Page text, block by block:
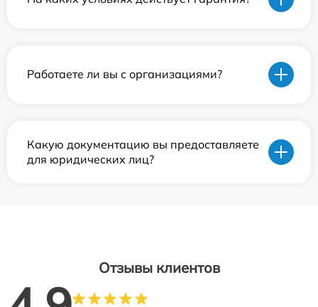
Работаете ли вы с организациями?
Какую документацию вы предоставляете
для юридических лиц?
Отзывы клиентов